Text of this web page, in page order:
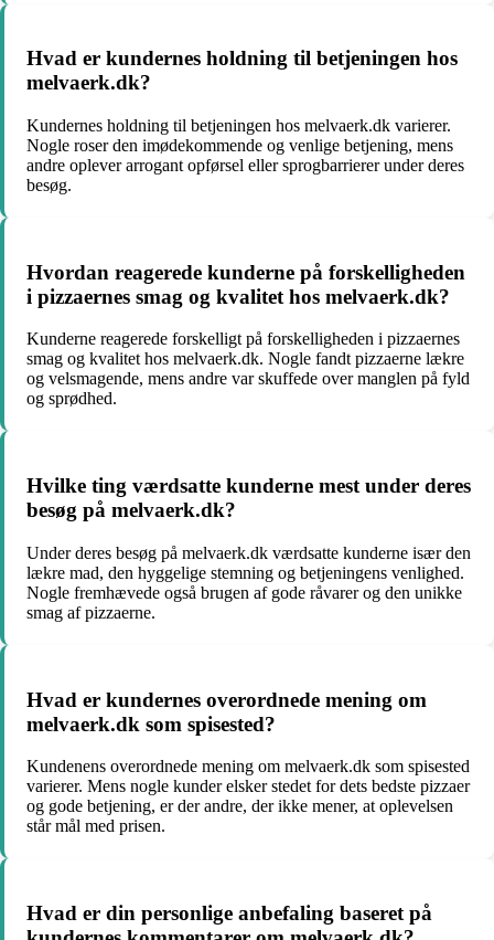
Hvad er kundernes holdning til betjeningen hos
melvaerk.dk?
Kundernes holdning til betjeningen hos melvaerk.dk varierer.
Nogle roser den imødekommende og venlige betjening, mens
andre oplever arrogant opførsel eller sprogbarrierer under deres
besøg.
Hvordan reagerede kunderne på forskelligheden
i pizzaernes smag og kvalitet hos melvaerk.dk?
Kunderne reagerede forskelligt på forskelligheden i pizzaernes
smag og kvalitet hos melvaerk.dk. Nogle fandt pizzaerne lækre
og velsmagende, mens andre var skuffede over manglen på fyld
og sprødhed.
Hvilke ting værdsatte kunderne mest under deres
besøg på melvaerk.dk?
Under deres besøg på melvaerk.dk værdsatte kunderne især den
lækre mad, den hyggelige stemning og betjeningens venlighed.
Nogle fremhævede også brugen af gode råvarer og den unikke
smag af pizzaerne.
Hvad er kundernes overordnede mening om
melvaerk.dk som spisested?
Kundenens overordnede mening om melvaerk.dk som spisested
varierer. Mens nogle kunder elsker stedet for dets bedste pizzaer
og gode betjening, er der andre, der ikke mener, at oplevelsen
står mål med prisen.
Hvad er din personlige anbefaling baseret på